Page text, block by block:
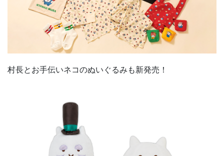
村長とお手伝いネコのぬいぐるみも新発売！